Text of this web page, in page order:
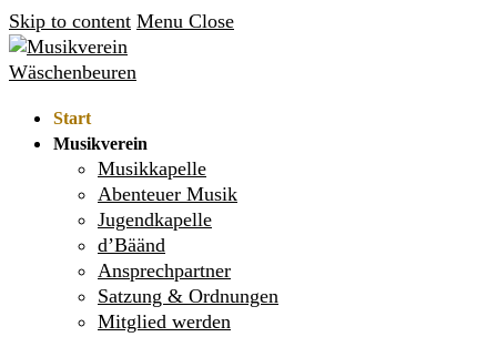
Skip to content Menu Close
Start
Musikverein
Musikkapelle
Abenteuer Musik
Jugendkapelle
d’Bäänd
Ansprechpartner
Satzung & Ordnungen
Mitglied werden